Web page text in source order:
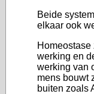
Beide
elkaar ook
werking en
werking van
mens bouwt
buiten zoals